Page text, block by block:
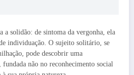
a solidão: de sintoma da vergonha, ela
individuação. O sujeito solitário, se
pode descobrir uma
não no reconhecimento social